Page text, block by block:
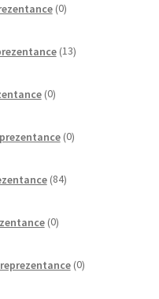
0izdelkov
13izdelkov
0izdelkov
0izdelkov
84izdelkov
0izdelkov
0izdelkov